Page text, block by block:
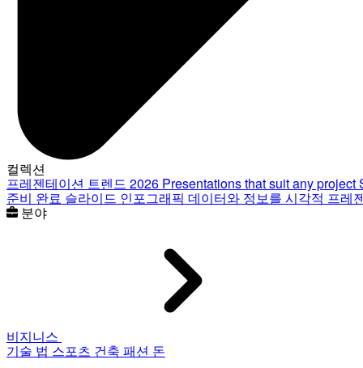
컬렉션
프레젠테이션 트렌드 2026 Presentations that suit any project
준비 완료 슬라이드 인포그래픽 데이터와 정보를 시각적 프레
분야
비지니스
기술 법 스포츠 건축 패션 돈